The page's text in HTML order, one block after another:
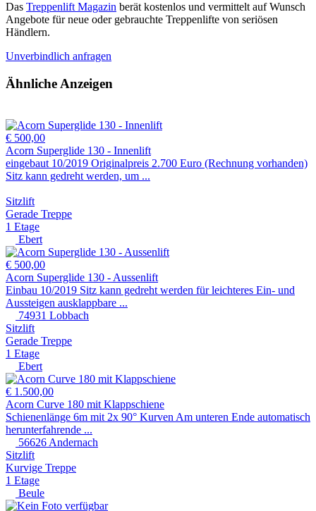
Das Treppenlift Magazin berät kostenlos und vermittelt auf Wunsch
Angebote für neue oder gebrauchte Treppenlifte von seriösen
Händlern.
Unverbindlich anfragen
Ähnliche Anzeigen
€ 500,00
Acorn Superglide 130 - Innenlift
eingebaut 10/2019 Originalpreis 2.700 Euro (Rechnung vorhanden)
Sitz kann gedreht werden, um ...
Sitzlift
Gerade Treppe
1 Etage
Ebert
€ 500,00
Acorn Superglide 130 - Aussenlift
Einbau 10/2019 Sitz kann gedreht werden für leichteres Ein- und
Aussteigen ausklappbare ...
74931 Lobbach
Sitzlift
Gerade Treppe
1 Etage
Ebert
€ 1.500,00
Acorn Curve 180 mit Klappschiene
Schienenlänge 6m mit 2x 90° Kurven Am unteren Ende automatisch
herunterfahrende ...
56626 Andernach
Sitzlift
Kurvige Treppe
1 Etage
Beule